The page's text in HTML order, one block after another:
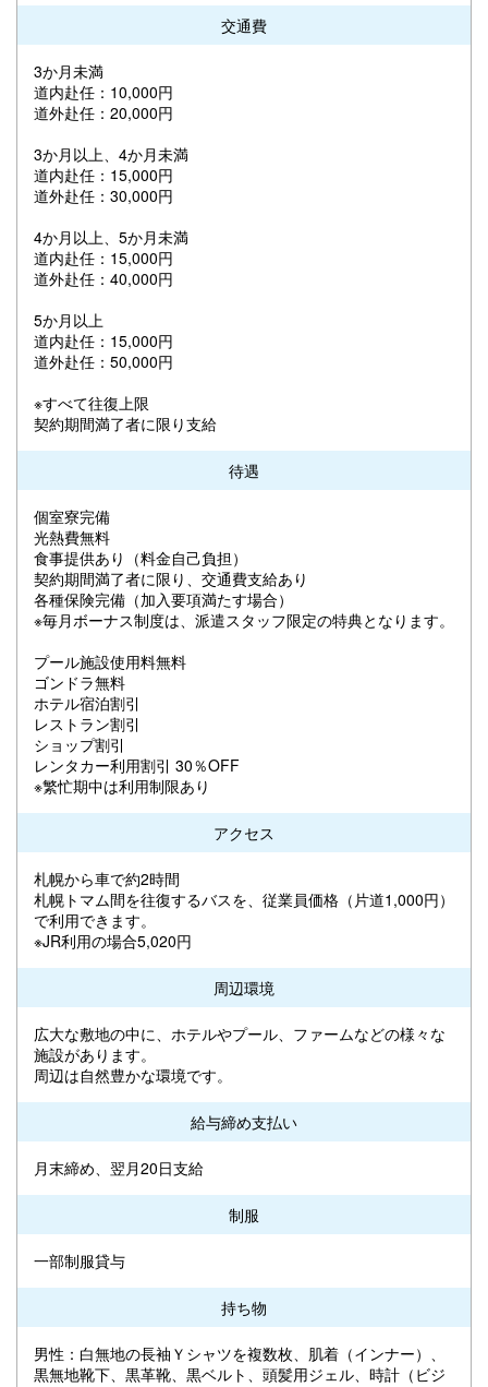
交通費
3か月未満
道内赴任：10,000円
道外赴任：20,000円
3か月以上、4か月未満
道内赴任：15,000円
道外赴任：30,000円
4か月以上、5か月未満
道内赴任：15,000円
道外赴任：40,000円
5か月以上
道内赴任：15,000円
道外赴任：50,000円
※すべて往復上限
契約期間満了者に限り支給
待遇
個室寮完備
光熱費無料
食事提供あり（料金自己負担）
契約期間満了者に限り、交通費支給あり
各種保険完備（加入要項満たす場合）
※毎月ボーナス制度は、派遣スタッフ限定の特典となります。
プール施設使用料無料
ゴンドラ無料
ホテル宿泊割引
レストラン割引
ショップ割引
レンタカー利用割引 30％OFF
※繁忙期中は利用制限あり
アクセス
札幌から車で約2時間
札幌トマム間を往復するバスを、従業員価格（片道1,000円）
で利用できます。
※JR利用の場合5,020円
周辺環境
広大な敷地の中に、ホテルやプール、ファームなどの様々な
施設があります。
周辺は自然豊かな環境です。
給与締め支払い
月末締め、翌月20日支給
制服
一部制服貸与
持ち物
男性：白無地の長袖Ｙシャツを複数枚、肌着（インナー）、
黒無地靴下、黒革靴、黒ベルト、頭髪用ジェル、時計（ビジ